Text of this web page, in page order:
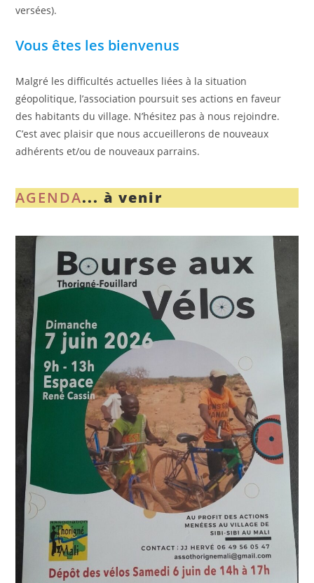
versées).
Vous êtes les bienvenus
Malgré les difficultés actuelles liées à la situation
géopolitique, l’association poursuit ses actions en faveur
des habitants du village. N’hésitez pas à nous rejoindre.
C’est avec plaisir que nous accueillerons de nouveaux
adhérents et/ou de nouveaux parrains.
AGENDA... à venir